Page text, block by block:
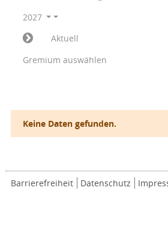
2027
Aktuell
Gremium auswählen
Keine Daten gefunden.
Barrierefreiheit Datenschutz